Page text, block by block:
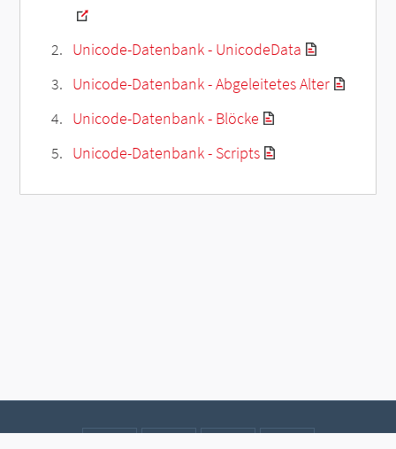
Unicode-Datenbank - UnicodeData
Unicode-Datenbank - Abgeleitetes Alter
Unicode-Datenbank - Blöcke
Unicode-Datenbank - Scripts